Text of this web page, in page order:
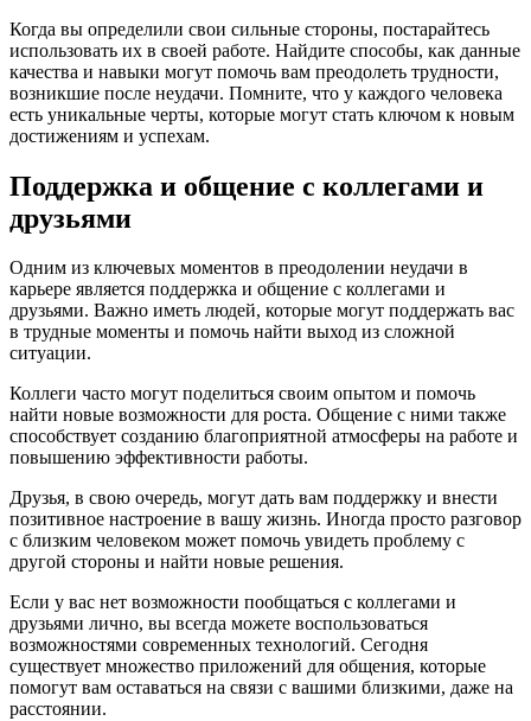
Когда вы определили свои сильные стороны, постарайтесь
использовать их в своей работе. Найдите способы, как данные
качества и навыки могут помочь вам преодолеть трудности,
возникшие после неудачи. Помните, что у каждого человека
есть уникальные черты, которые могут стать ключом к новым
достижениям и успехам.
Поддержка и общение с коллегами и
друзьями
Одним из ключевых моментов в преодолении неудачи в
карьере является поддержка и общение с коллегами и
друзьями. Важно иметь людей, которые могут поддержать вас
в трудные моменты и помочь найти выход из сложной
ситуации.
Коллеги часто могут поделиться своим опытом и помочь
найти новые возможности для роста. Общение с ними также
способствует созданию благоприятной атмосферы на работе и
повышению эффективности работы.
Друзья, в свою очередь, могут дать вам поддержку и внести
позитивное настроение в вашу жизнь. Иногда просто разговор
с близким человеком может помочь увидеть проблему с
другой стороны и найти новые решения.
Если у вас нет возможности пообщаться с коллегами и
друзьями лично, вы всегда можете воспользоваться
возможностями современных технологий. Сегодня
существует множество приложений для общения, которые
помогут вам оставаться на связи с вашими близкими, даже на
расстоянии.